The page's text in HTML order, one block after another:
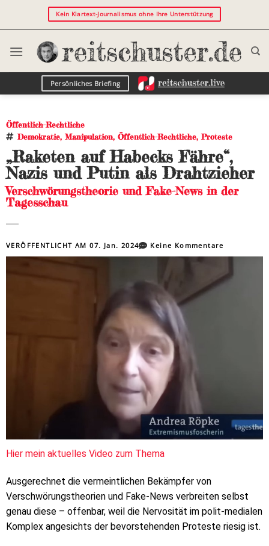
Kein Klartext-Journalismus ohne Ihre Unterstützung
Persönliches Briefing
Öffentlich-Rechtliche
Demokratie, Manipulation, Öffentlich-Rechtliche,Proteste
„Raketen auf Habecks Fähre“,
Nazis und Putin als Drahtzieher
Verschwörungstheorie und Fake-News in der
Tagesschau
VERÖFFENTLICHT AM07. Jan. 2024 Keine Kommentare
Hier mein aktuelles Video zum Thema
Ausgerechnet die vermeintlichen Bekämpfer von
Verschwörungstheorien und Fake-News verbreiten selbst
genau diese – offenbar, weil die Nervosität im polit-medialen
Komplex angesichts der bevorstehenden Proteste riesig ist.